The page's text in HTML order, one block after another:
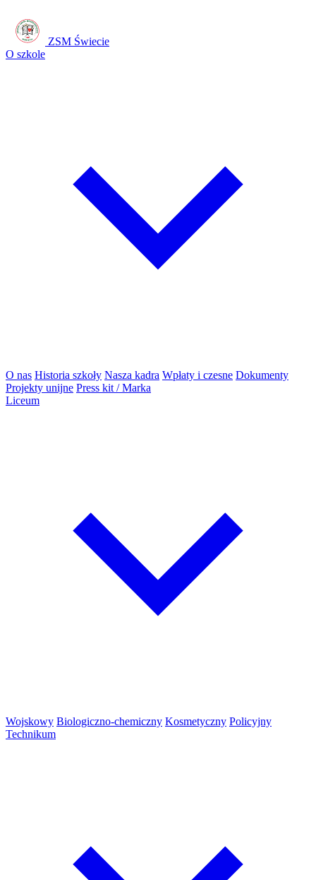
ZSM Świecie
O szkole
O nas Historia szkoły Nasza kadra Wpłaty i czesne Dokumenty
Projekty unijne Press kit / Marka
Liceum
Wojskowy Biologiczno-chemiczny Kosmetyczny Policyjny
Technikum